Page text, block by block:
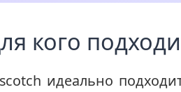
кого
идеально